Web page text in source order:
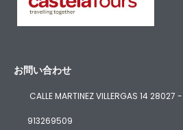
お問い合わせ
CALLE MARTINEZ VILLERGAS 14 28027
913269509